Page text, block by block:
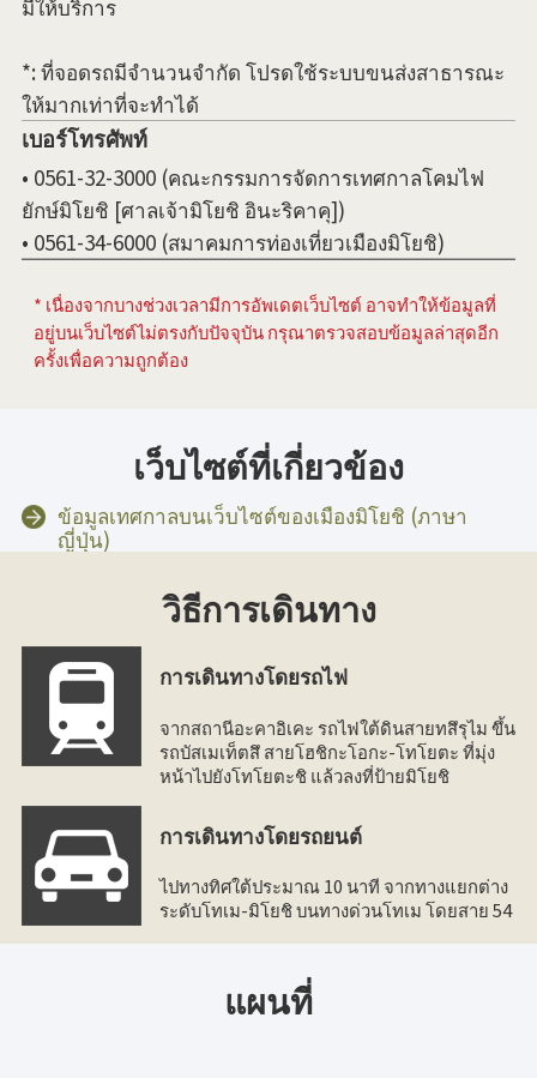
มีให้บริการ
*: ที่จอดรถมีจำนวนจำกัด โปรดใช้ระบบขนส่งสาธารณะ
ให้มากเท่าที่จะทำได้
เบอร์โทรศัพท์
• 0561-32-3000 (คณะกรรมการจัดการเทศกาลโคมไฟ
ยักษ์มิโยชิ [ศาลเจ้ามิโยชิ อินะริคาคุ])
• 0561-34-6000 (สมาคมการท่องเที่ยวเมืองมิโยชิ)
* เนื่องจากบางช่วงเวลามีการอัพเดตเว็บไซต์ อาจทำให้ข้อมูลที่
อยู่บนเว็บไซต์ไม่ตรงกับปัจจุบัน กรุณาตรวจสอบข้อมูลล่าสุดอีก
ครั้งเพื่อความถูกต้อง
เว็บไซต์ที่เกี่ยวข้อง
ข้อมูลเทศกาลบนเว็บไซต์ของเมืองมิโยชิ (ภาษา
ญี่ปุ่น)
วิธีการเดินทาง
การเดินทางโดยรถไฟ
จากสถานีอะคาอิเคะ รถไฟใต้ดินสายทสึรุไม ขึ้น
รถบัสเมเท็ตสึ สายโฮชิกะโอกะ-โทโยตะ ที่มุ่ง
หน้าไปยังโทโยตะชิ แล้วลงที่ป้ายมิโยชิ
การเดินทางโดยรถยนต์
ไปทางทิศใต้ประมาณ 10 นาที จากทางแยกต่าง
ระดับโทเม-มิโยชิ บนทางด่วนโทเม โดยสาย 54
แผนที่